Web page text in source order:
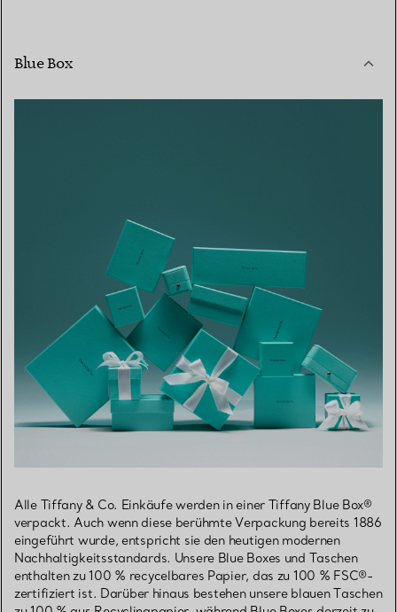
Blue Box
Alle Tiffany & Co. Einkäufe werden in einer Tiffany Blue Box®
verpackt. Auch wenn diese berühmte Verpackung bereits 1886
eingeführt wurde, entspricht sie den heutigen modernen
Nachhaltigkeitsstandards. Unsere Blue Boxes und Taschen
enthalten zu 100 % recycelbares Papier, das zu 100 % FSC®-
zertifiziert ist. Darüber hinaus bestehen unsere blauen Taschen